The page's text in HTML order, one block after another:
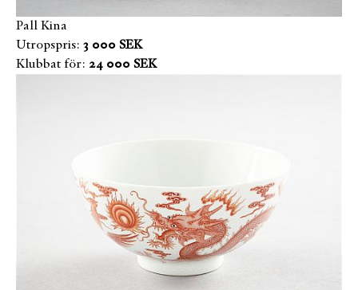
Pall Kina
Utropspris: 3 000 SEK
Klubbat för: 24 000 SEK